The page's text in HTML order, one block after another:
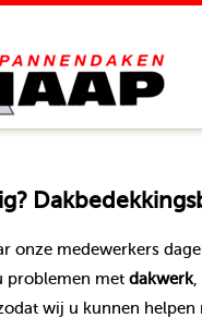
onze medewerkers
problemen met dakwerk,
wij u kunnen helpen